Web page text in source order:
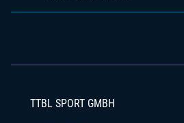
TTBL SPORT GMBH